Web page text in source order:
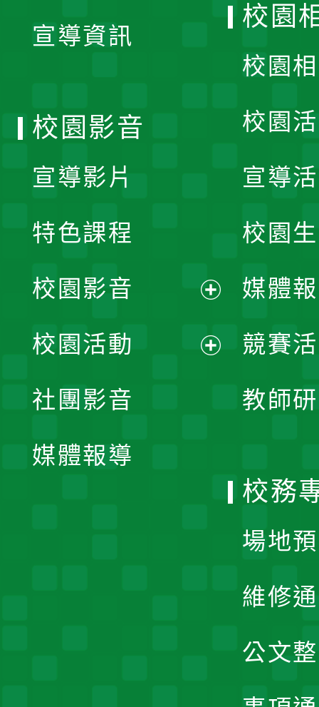
宣導資訊
校園
校園
校園
宣導
校園
媒體
競賽
教師
校園影音
宣導影片
特色課程
校園影音
開
校園活動
社團影音
媒體報導
校務
場地
維修
公文